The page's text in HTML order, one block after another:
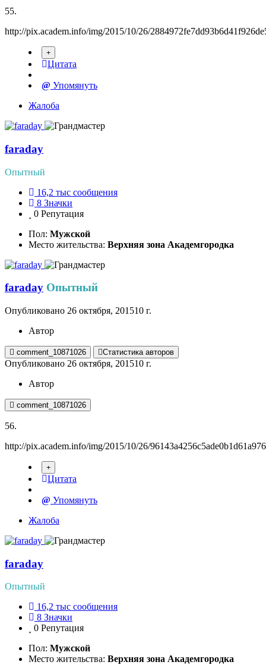
55.
http://pix.academ.info/img/2015/10/26/
Цитата
Упомянуть
Жалоба
faraday
Опытный
16,2 тыс сообщения
8 Значки
0 Репутация
Пол: Мужской
Место жительства: Верхняя зона Академгородка
faraday Опытный
Опубликовано 26 октября, 201510 г.
Автор
comment_10871026 Статистика авторов
Опубликовано 26 октября, 201510 г.
Автор
comment_10871026
56.
http://pix.academ.info/img/2015/10/26/
Цитата
Упомянуть
Жалоба
faraday
Опытный
16,2 тыс сообщения
8 Значки
0 Репутация
Пол: Мужской
Место жительства: Верхняя зона Академгородка